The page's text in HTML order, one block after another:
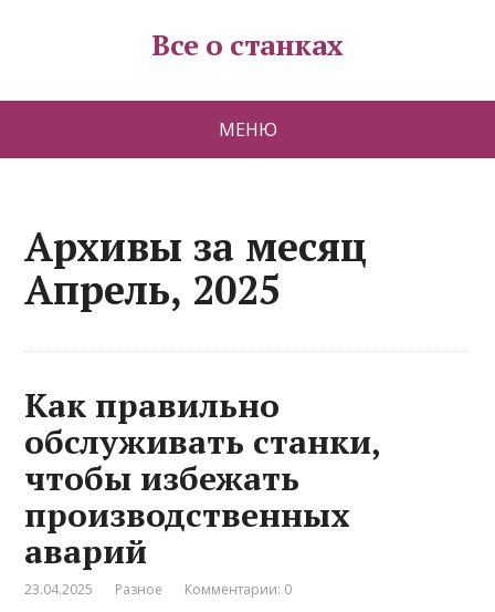
Все о станках
МЕНЮ
Архивы за месяц
Апрель, 2025
Как правильно
обслуживать станки,
чтобы избежать
производственных
аварий
23.04.2025 Разное Комментарии: 0